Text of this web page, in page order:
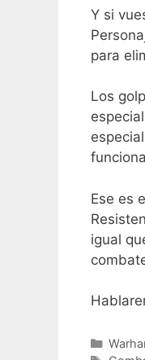
Y si
para
Los
Ese es
igual